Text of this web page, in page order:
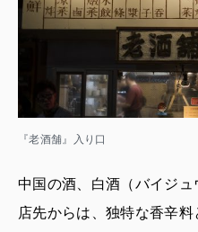
『老酒舗』入り口
中国の酒、白酒（バイジ
店先からは、独特な香辛料